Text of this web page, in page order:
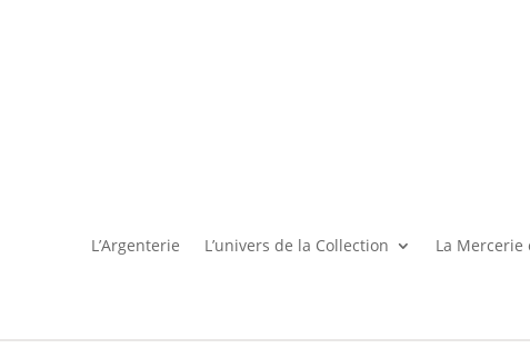
L’Argenterie L’univers de la Collection La Mercerie